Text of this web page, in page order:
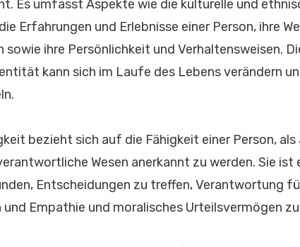
Es umfasst Aspekte wie die kulturelle und
Erfahrungen und Erlebnisse einer Person, ihre
sowie ihre Persönlichkeit und Verhaltensweisen.
kann sich im Laufe des Lebens verändern
bezieht sich auf die Fähigkeit einer Person,
Wesen anerkannt zu werden. Sie ist
Entscheidungen zu treffen, Verantwortung
und Empathie und moralisches Urteilsvermögen